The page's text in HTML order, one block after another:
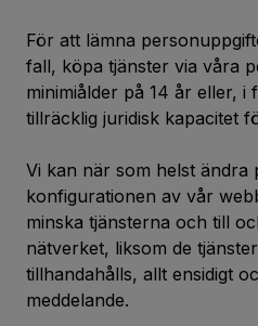
För att lämna
fall, köpa tjänster via våra
minimiålder på 14 år eller, i
tillräcklig juridisk kapacitet
Vi kan när som helst ändra
konfigurationen av vår
minska tjänsterna och till
nätverket, liksom de
tillhandahålls, allt ensidigt
meddelande.